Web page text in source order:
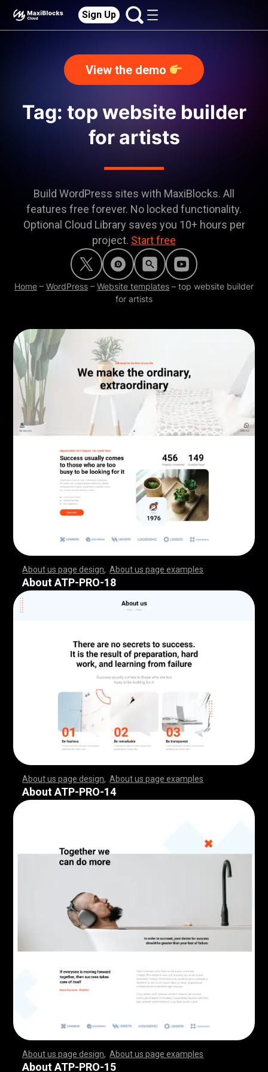
Sign Up
View the demo
Tag: top website builder
for artists
Build WordPress sites with MaxiBlocks. All
features free forever. No locked functionality.
Optional Cloud Library saves you 10+ hours per
project. Start free
Home – WordPress – Website templates – top website builder
for artists
About us page design ,About us page examples
,,,,,,,,,,,,,,,,,,,,,,,, ,,,,,,,,,,,,,,,,,,,,,,,,,,,
,,,,,,,,,,,,,,,,,,,,,,,, ,,,,,,,,,,,,,,,,,,,,,,,,,,,
,,,,,,,,,,,,,,,,,,,,,,,, ,,,,,,,,,,,,,,,,,,,,,,,,,,,
,,,,,,,,,,,,,,,,,,,,,,,, ,,,,,,,,,,,,,,,,,,,,,,,,,,,
,,,,,,,,,,,,,,,,,,,,,,,, ,,,,,,,,,,,,,,,,,,,,,,,,,,,
,,,,,,,,,,,,,,,,,,,,,,,, ,,,,,,,,,,,,,,,,,,,,,,,,,,,
,,,,,,,,,,,,,,,,,,,,,,,, ,,,,,,,,,,,,,,,,,,,,,,,,,,,
,,,,,,,,,,,,,,,,,,,,,,,, ,,,,,,,,,,,,
About ATP-PRO-18
About us page design ,About us page examples
,,,,,,,,,,,,,,,,,,,,,,,, ,,,,,,,,,,,,,,,,,,,,,,,,,,,
,,,,,,,,,,,,,,,,,,,,,,,, ,,,,,,,,,,,,,,,,,,,,,,,,,,,
,,,,,,,,,,,,,,,,,,,,,,,, ,,,,,,,,,,,,,,,,,,,,,,,,,,,
,,,,,,,,,,,,,,,,,,,,,,,, ,,,,,,,,,,,,,,,,,,,,,,,,,,,
,,,,,,,,,,,,,,,,,,,,,,,, ,,,,,,,,,,,,,,,,,,,,,,,,,,,
,,,,,,,,,,,,,,,,,,,,,,,, ,,,,,,,,,,,,,,,,,,,,,,,,,,,
,,,,,,,,,,,,,,,,,,,,,,,, ,,,,,,,,,,,,,,,,,,,,,,,,,,,
,,,,,,,,,,,,,,,,,,,,,,,, ,,,,,,,,,,,,
About ATP-PRO-14
About us page design ,About us page examples
,,,,,,,,,,,,,,,,,,,,,,,, ,,,,,,,,,,,,,,,,,,,,,,,,,,,
,,,,,,,,,,,,,,,,,,,,,,,, ,,,,,,,,,,,,,,,,,,,,,,,,,,,
,,,,,,,,,,,,,,,,,,,,,,,, ,,,,,,,,,,,,,,,,,,,,,,,,,,,
,,,,,,,,,,,,,,,,,,,,,,,, ,,,,,,,,,,,,,,,,,,,,,,,,,,,
,,,,,,,,,,,,,,,,,,,,,,,, ,,,,,,,,,,,,,,,,,,,,,,,,,,,
,,,,,,,,,,,,,,,,,,,,,,,, ,,,,,,,,,,,,,,,,,,,,,,,,,,,
,,,,,,,,,,,,,,,,,,,,,,,, ,,,,,,,,,,,,,,,,,,,,,,,,,,,
,,,,,,,,,,,,,,,,,,,,,,,, ,,,,,,,,,,,,
About ATP-PRO-15